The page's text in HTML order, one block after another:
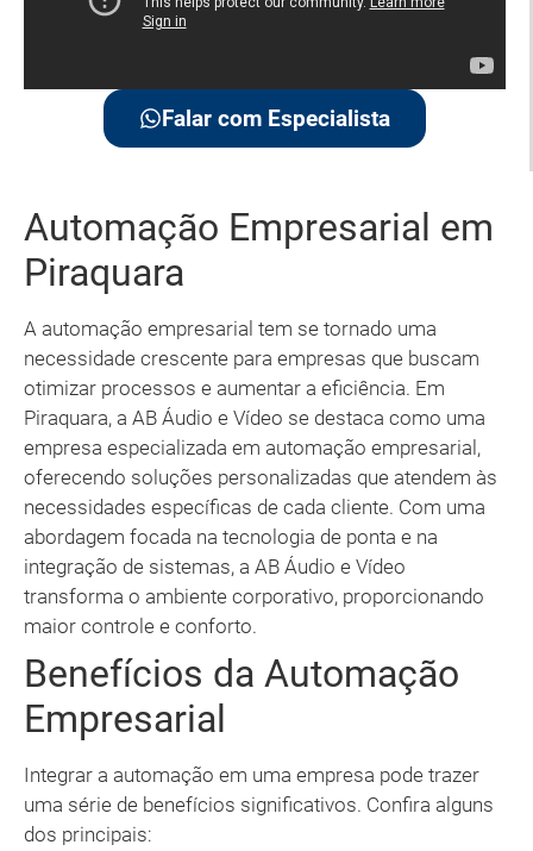
Falar com Especialista
Automação Empresarial em
Piraquara
A automação empresarial tem se tornado uma
necessidade crescente para empresas que buscam
otimizar processos e aumentar a eficiência. Em
Piraquara, a AB Áudio e Vídeo se destaca como uma
empresa especializada em automação empresarial,
oferecendo soluções personalizadas que atendem às
necessidades específicas de cada cliente. Com uma
abordagem focada na tecnologia de ponta e na
integração de sistemas, a AB Áudio e Vídeo
transforma o ambiente corporativo, proporcionando
maior controle e conforto.
Benefícios da Automação
Empresarial
Integrar a automação em uma empresa pode trazer
uma série de benefícios significativos. Confira alguns
dos principais: